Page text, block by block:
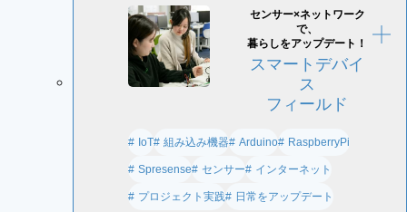
センサー×ネットワーク
で、
暮らしをアップデート！
スマートデバイ
ス
フィールド
IoT 組み込み機器 Arduino RaspberryPi
Spresense センサー インターネット
プロジェクト実践 日常をアップデート